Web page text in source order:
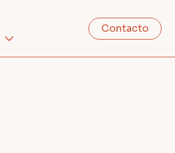
Contacto